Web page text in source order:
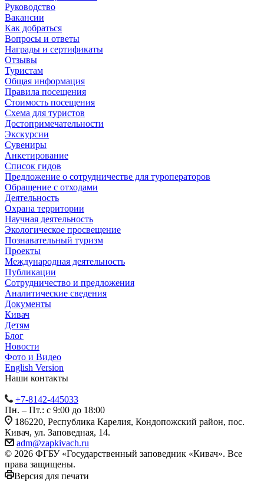
Руководство
Вакансии
Как добраться
Вопросы и ответы
Награды и сертификаты
Отзывы
Туристам
Общая информация
Правила посещения
Стоимость посещения
Схема для туристов
Достопримечательности
Экскурсии
Сувениры
Анкетирование
Список гидов
Предложение о сотрудничестве для туроператоров
Обращение с отходами
Деятельность
Охрана территории
Научная деятельность
Экологическое просвещение
Познавательный туризм
Проекты
Международная деятельность
Публикации
Сотрудничество и предложения
Аналитические сведения
Документы
Кивач
Детям
Блог
Новости
Фото и Видео
English Version
Наши контакты
+7-8142-445033
Пн. – Пт.: с 9:00 до 18:00
186220, Республика Карелия, Кондопожский район, пос.
Кивач, ул. Заповедная, 14.
adm@zapkivach.ru
© 2026 ФГБУ «Государственный заповедник «Кивач». Все
права защищены.
Версия для печати